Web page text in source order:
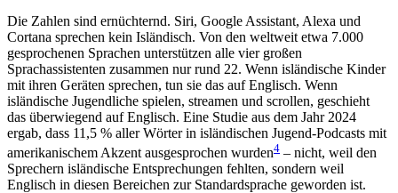
Die Zahlen sind ernüchternd. Siri, Google Assistant, Alexa und
Cortana sprechen kein Isländisch. Von den weltweit etwa 7.000
gesprochenen Sprachen unterstützen alle vier großen
Sprachassistenten zusammen nur rund 22. Wenn isländische Kinder
mit ihren Geräten sprechen, tun sie das auf Englisch. Wenn
isländische Jugendliche spielen, streamen und scrollen, geschieht
das überwiegend auf Englisch. Eine Studie aus dem Jahr 2024
ergab, dass 11,5 % aller Wörter in isländischen Jugend-Podcasts mit
amerikanischem Akzent ausgesprochen wurden4 – nicht, weil den
Sprechern isländische Entsprechungen fehlten, sondern weil
Englisch in diesen Bereichen zur Standardsprache geworden ist.